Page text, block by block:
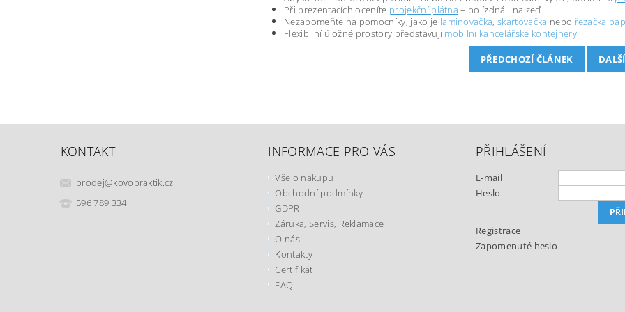
Při prezentacích oceníte projekční plátna – pojízdná i na zeď.
Nezapomeňte na pomocníky, jako je laminovačka,skartovačka nebo řezačka
Flexibilní úložné prostory představují mobilní kancelářské kontejnery.
PŘEDCHOZÍ ČLÁNEK
KONTAKT
prodej@kovopraktik.cz
596 789 334
INFORMACE PRO VÁS
Vše o nákupu
Obchodní podmínky
GDPR
Záruka, Servis, Reklamace
O nás
Kontakty
Certifikát
FAQ
PŘIHLÁŠENÍ
E-mail
Heslo
Registrace
Zapomenuté heslo